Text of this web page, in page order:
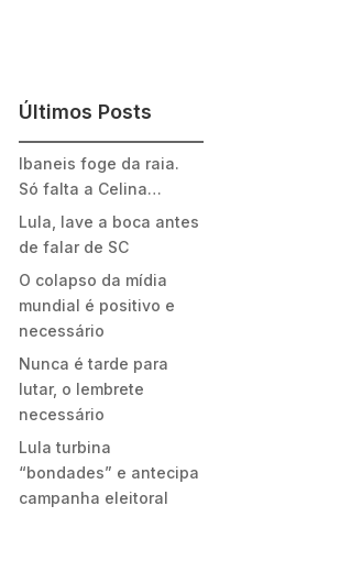
Últimos Posts
Ibaneis foge da raia.
Só falta a Celina…
Lula, lave a boca antes
de falar de SC
O colapso da mídia
mundial é positivo e
necessário
Nunca é tarde para
lutar, o lembrete
necessário
Lula turbina
“bondades” e antecipa
campanha eleitoral